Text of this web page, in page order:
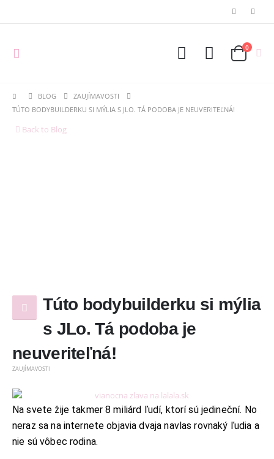
0
BLOG
ZAUJÍMAVOSTI
TÚTO BODYBUILDERKU SI MÝLIA S JLO. TÁ PODOBA JE NEUVERITEĽNÁ!
Back to Blog
Túto bodybuilderku si mýlia
s JLo. Tá podoba je
neuveriteľná!
ZAUJÍMAVOSTI
Na svete žije takmer 8 miliárd ľudí, ktorí sú jedineční. No
neraz sa na internete objavia dvaja navlas rovnaký ľudia a
nie sú vôbec rodina.